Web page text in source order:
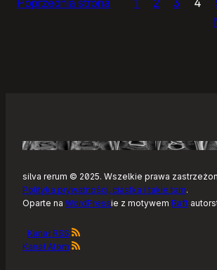
silva rerum © 2025. Wszelkie prawa
Polityka prywatności, ciastka i takie tam.
Oparte na WordPressie z motywem Raft
Kanał RSS
Kanał Atom